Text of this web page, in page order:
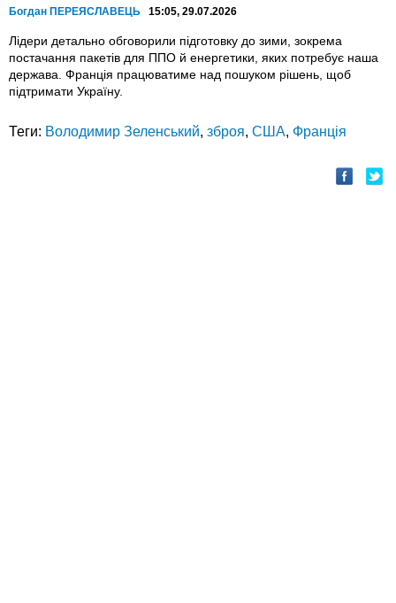
Богдан ПЕРЕЯСЛАВЕЦЬ 15:05, 29.07.2026
Лідери детально обговорили підготовку до зими, зокрема
постачання пакетів для ППО й енергетики, яких потребує наша
держава. Франція працюватиме над пошуком рішень, щоб
підтримати Україну.
Теги: Володимир Зеленський, зброя, США, Франція